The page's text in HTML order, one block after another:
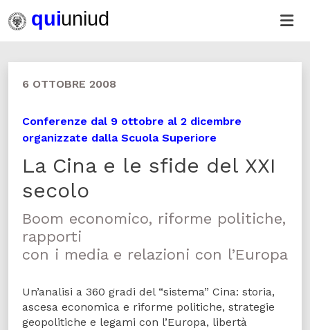
6 OTTOBRE 2008
Conferenze dal 9 ottobre al 2 dicembre
organizzate dalla Scuola Superiore
La Cina e le sfide del XXI
secolo
Boom economico, riforme politiche,
rapporti
con i media e relazioni con l’Europa
Un’analisi a 360 gradi del “sistema” Cina: storia,
ascesa economica e riforme politiche, strategie
geopolitiche e legami con l’Europa, libertà